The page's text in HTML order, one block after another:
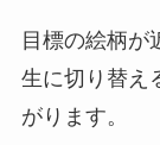
目標の絵柄が
生に切り替え
がります。